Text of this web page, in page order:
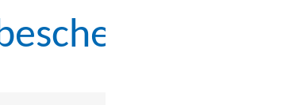
einlegen